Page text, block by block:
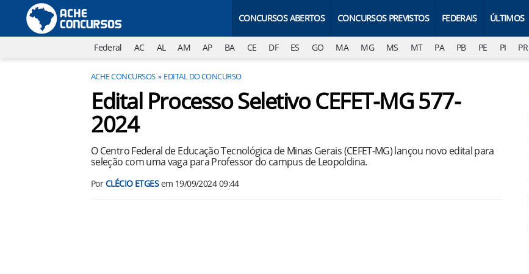
CONCURSOS ABERTOS CONCURSOS PREVISTOS FEDERAIS ÚLTIMOS
Federal AC AL AM AP BA CE DF ES GO MA MG MS MT PA PB PE PI PR
ACHE CONCURSOS EDITAL DO CONCURSO
Edital Processo Seletivo CEFET-MG 577-
2024
O Centro Federal de Educação Tecnológica de Minas Gerais (CEFET-MG) lançou novo edital para
seleção com uma vaga para Professor do campus de Leopoldina.
PorCLÉCIO ETGESem 19/09/2024 09:44